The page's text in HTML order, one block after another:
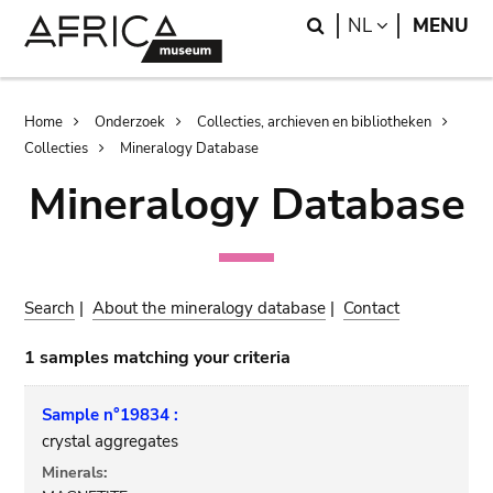
Search
NL LANGUAGE
MENU
Breadcrumb
Home Onderzoek
Collecties, archieven en bibliotheken
Collecties
Mineralogy Database
Mineralogy Database
Search |About the mineralogy database | Contact
1 samples matching your criteria
Sample n°19834 :
crystal aggregates
Minerals: